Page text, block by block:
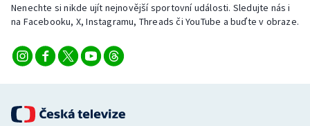
Box
Curling
Dostihy
Florbal
Nenechte si nikde ujít nejnovější sportovní události. Sledujte nás i
na Facebooku, X, Instagramu, Threads či YouTube a buďte v obraze.